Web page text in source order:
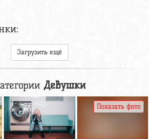
Загрузить ещё
Девушки
Показать фото